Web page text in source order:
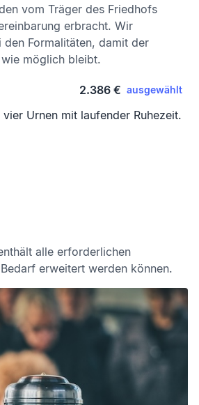
vom Träger des Friedhofs
erbracht. Wir
den Formalitäten, damit der
möglich bleibt.
2.386 € ausgewählt
Urnen mit laufender Ruhezeit.
alle erforderlichen
erweitert werden können.